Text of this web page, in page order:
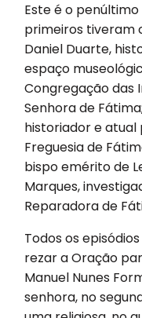
Este é o
primeiros tiveram
Daniel Duarte,
espaço
Congregação das
Senhora de
historiador e atual
Freguesia de
bispo emérito de
Marques,
Reparadora de
Todos os
rezar a Oração
Manuel Nunes
senhora, no